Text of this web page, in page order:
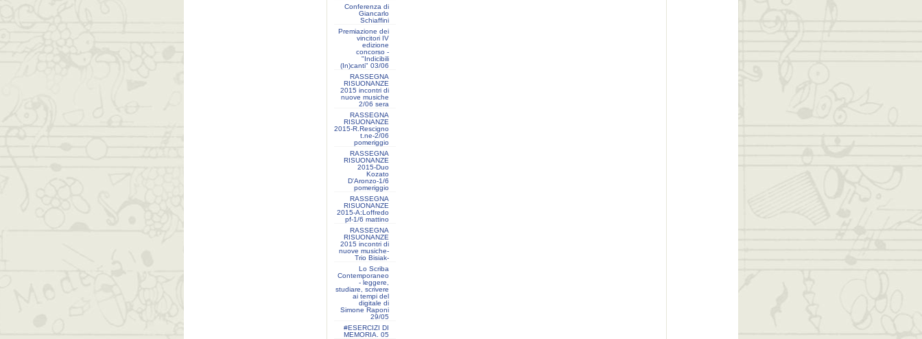
Conferenza di
Giancarlo
Schiaffini
Premiazione dei
vincitori IV
edizione
concorso -
"Indicibili
(In)canti" 03/06
RASSEGNA
RISUONANZE
2015 incontri di
nuove musiche
2/06 sera
RASSEGNA
RISUONANZE
2015-R.Rescigno
t.ne-2/06
pomeriggio
RASSEGNA
RISUONANZE
2015-Duo
Kozato
D'Aronzo-1/6
pomeriggio
RASSEGNA
RISUONANZE
2015-A:Loffredo
pf-1/6 mattino
RASSEGNA
RISUONANZE
2015 incontri di
nuove musiche-
Trio Bisiak-
Lo Scriba
Contemporaneo
- leggere,
studiare, scrivere
ai tempi del
digitale di
Simone Raponi
29/05
#ESERCIZI DI
MEMORIA. 05